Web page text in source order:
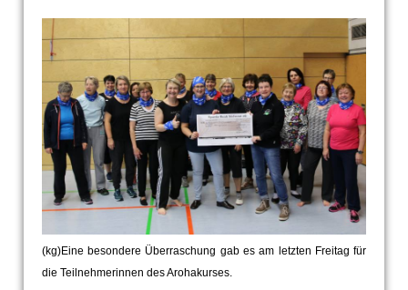
(kg)Eine besondere Überraschung gab es am letzten Freitag für
die Teilnehmerinnen des Arohakurses.